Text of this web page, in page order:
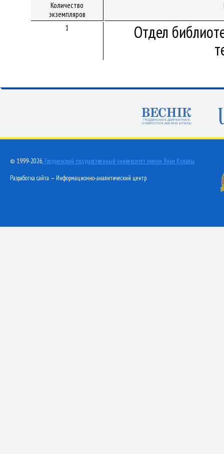
Количество
экземпляров
1
Отдел
© 1999-2026, Гродненский государственный университет имени Янки Купалы
Разработка сайта — Информационно-аналитический центр